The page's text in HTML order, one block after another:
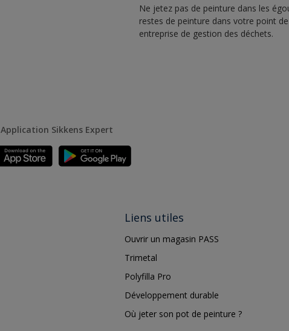
Ne jetez pas de peinture dans les
restes de peinture dans votre point
entreprise de gestion des déchets.
Application Sikkens Expert
Liens utiles
Ouvrir un magasin PASS
Trimetal
Polyfilla Pro
Développement durable
Où jeter son pot de peinture ?